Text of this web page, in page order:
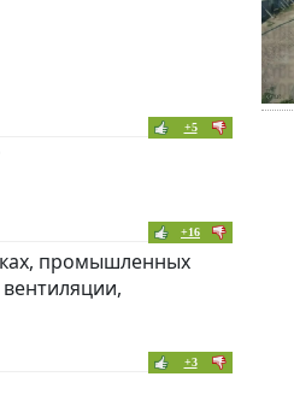
+5
+16
промышленных
+3